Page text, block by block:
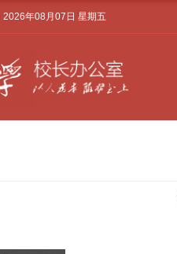
2026年08月07日 星期五